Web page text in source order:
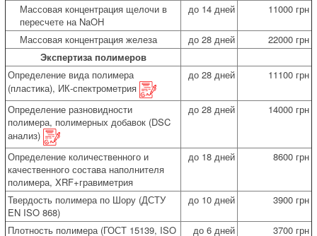
Массовая концентрация щелочи в
пересчете на NaOH
до 14 дней 11000 грн
Массовая концентрация железа до 28 дней
22000 грн
Экспертиза полимеров
Определение вида полимера
(пластика), ИК-спектрометрия
до 28 дней 11100 грн
Определение разновидности
полимера, полимерных добавок (DSC
анализ)
до 28 дней 14000 грн
Определение количественного и
качественного состава наполнителя
полимера, XRF+гравиметрия
до 18 дней 8600 грн
Твердость полимера по Шору (ДСТУ
EN ISO 868)
до 10 дней 3900 грн
Плотность полимера (ГОСТ 15139, ISO
до 6 дней 3700 грн